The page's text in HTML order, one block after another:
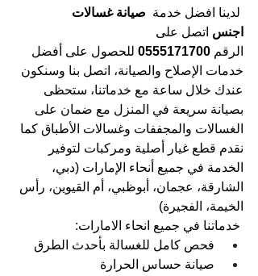
لدينا افضل خدمة صيانة غسالات
اجنس اتصل على
الرقم
للحصول على أفضل
خدمات الإصلاح والصيانة، اتصل بنا وسنكون
عندك خلال ساعة مع خدماتنا، ستحظى
بصيانة سريعة في المنزل مع ضمان على
الغسالات والمجففات وغسالات الأطباق كما
نقدم قطع غيار أصلية ومركبات لتوفير
الخدمة في جميع أنحاء الإمارات (دبي،
الشارقة، عجمان، أبوظبي، أم القيوين، رأس
الخيمة، الفجيرة)
خدماتنا في جميع انحاء الامارات:
فحص كامل للغسالة بأحدث الطرق
صيانة حساس الحرارة